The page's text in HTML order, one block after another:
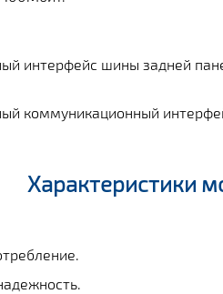
интерфейс шины задней
коммуникационный
Характеристики